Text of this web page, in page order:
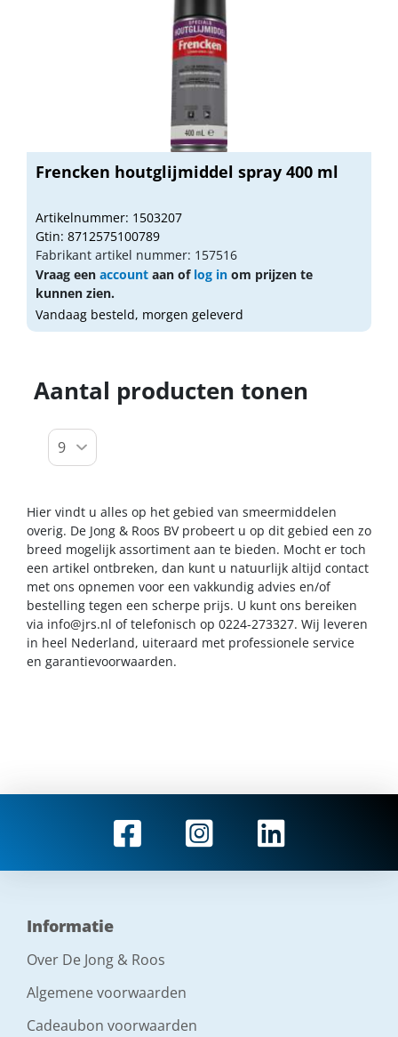
Frencken houtglijmiddel spray 400 ml
Artikelnummer: 1503207
Gtin: 8712575100789
Fabrikant artikel nummer: 157516
Vraag een account aan of log in om prijzen te
kunnen zien.
Vandaag besteld, morgen geleverd
Aantal producten tonen
Hier vindt u alles op het gebied van smeermiddelen
overig. De Jong & Roos BV probeert u op dit gebied een zo
breed mogelijk assortiment aan te bieden. Mocht er toch
een artikel ontbreken, dan kunt u natuurlijk altijd contact
met ons opnemen voor een vakkundig advies en/of
bestelling tegen een scherpe prijs. U kunt ons bereiken
via info@jrs.nl of telefonisch op 0224-273327. Wij leveren
in heel Nederland, uiteraard met professionele service
en garantievoorwaarden.
Informatie
Over De Jong & Roos
Algemene voorwaarden
Cadeaubon voorwaarden